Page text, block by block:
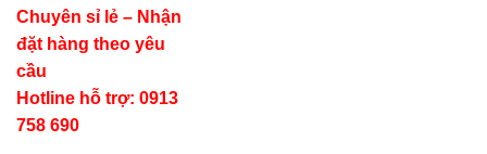
Chuyên sỉ lẻ – Nhận
đặt hàng theo yêu
cầu
Hotline hỗ trợ: 0913
758 690